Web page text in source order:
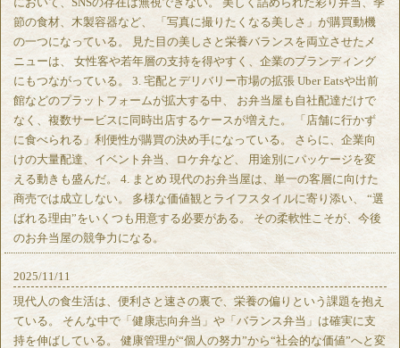
節の食材、木製容器など、 「写真に撮りたくなる美しさ」が購買動機
の一つになっている。 見た目の美しさと栄養バランスを両立させたメ
ニューは、 女性客や若年層の支持を得やすく、企業のブランディング
にもつながっている。 3. 宅配とデリバリー市場の拡張 Uber Eatsや出前
館などのプラットフォームが拡大する中、 お弁当屋も自社配達だけで
なく、複数サービスに同時出店するケースが増えた。 「店舗に行かず
に食べられる」利便性が購買の決め手になっている。 さらに、企業向
けの大量配達、イベント弁当、ロケ弁など、 用途別にパッケージを変
える動きも盛んだ。 4. まとめ 現代のお弁当屋は、単一の客層に向けた
商売では成立しない。 多様な価値観とライフスタイルに寄り添い、 “選
ばれる理由”をいくつも用意する必要がある。 その柔軟性こそが、今後
のお弁当屋の競争力になる。
2025/11/11
現代人の食生活は、便利さと速さの裏で、栄養の偏りという課題を抱え
ている。 そんな中で「健康志向弁当」や「バランス弁当」は確実に支
持を伸ばしている。 健康管理が“個人の努力”から“社会的な価値”へと変